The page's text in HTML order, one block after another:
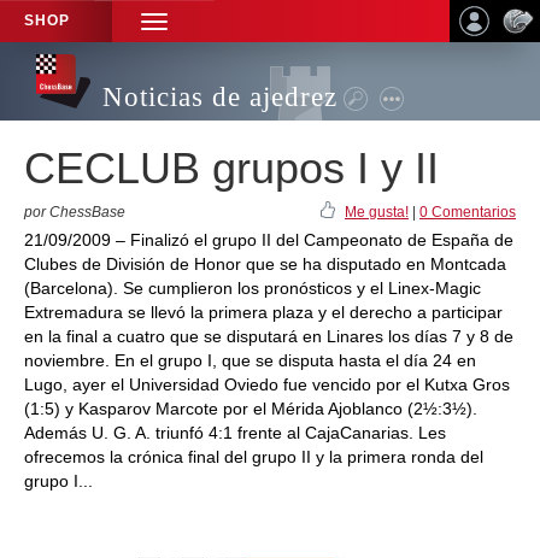
SHOP
TOGGLE
NAVIGATION
Noticias de ajedrez
CECLUB grupos I y II
por ChessBase Me gusta! 0 Comentarios
21/09/2009 – Finalizó el grupo II del Campeonato de España de
Clubes de División de Honor que se ha disputado en Montcada
(Barcelona). Se cumplieron los pronósticos y el Linex-Magic
Extremadura se llevó la primera plaza y el derecho a participar
en la final a cuatro que se disputará en Linares los días 7 y 8 de
noviembre. En el grupo I, que se disputa hasta el día 24 en
Lugo, ayer el Universidad Oviedo fue vencido por el Kutxa Gros
(1:5) y Kasparov Marcote por el Mérida Ajoblanco (2½:3½).
Además U. G. A. triunfó 4:1 frente al CajaCanarias. Les
ofrecemos la crónica final del grupo II y la primera ronda del
grupo I...